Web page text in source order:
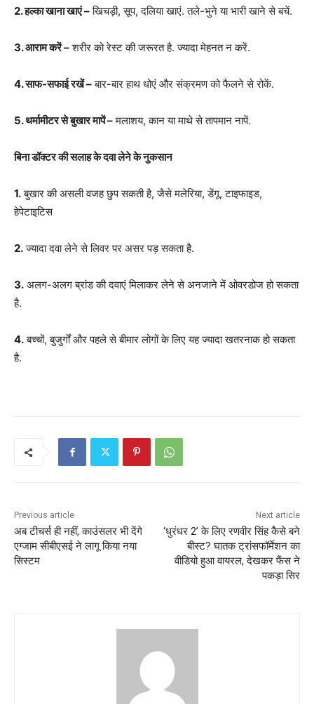
2. हल्का खाना खाएं –खिचड़ी, सूप, दलिया खाएं. तले-भुने या भारी खाने से बचें.
3. आराम करें –शरीर को रेस्ट की जरूरत है. ज्यादा मेहनत न करें.
4. साफ-सफाई रखें –बार-बार हाथ धोएं और संक्रमण को फैलने से रोकें.
5. थर्मामीटर से बुखार मापें –मलाशय, कान या माथे से तापमान नापें.
बिना डॉक्टर की सलाह के दवा लेने के नुकसान
1.बुखार की असली वजह छुप सकती है, जैसे मलेरिया, डेंगू, टाइफाइड,
हेपेटाइटिस
2.ज्यादा दवा लेने से लिवर पर असर पड़ सकता है.
3. अलग-अलग ब्रांड की दवाएं मिलाकर लेने से अनजाने में ओवरडोज हो सकता
है.
4.बच्चों, बुजुर्गों और पहले से बीमार लोगों के लिए यह ज्यादा खतरनाक हो सकता
है.
Previous article
अब टीचर्स ही नहीं, काउंसलर भी देंगे
एग्जाम सीबीएसई ने लागू किया नया
सिस्टम
Next article
‘धुरंधर 2’ के लिए रणवीर सिंह कैसे बने
बीस्ट? घातक ट्रांसफॉर्मेशन का
वीडियो हुआ वायरल, देखकर फैंस ने
पकड़ा सिर